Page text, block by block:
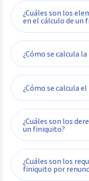
¿Cuáles son los
en el cálculo de un
¿Cómo se
¿Cómo se calcula
¿Cuáles son los
un finiquito?
¿Cuáles son los
finiquito por